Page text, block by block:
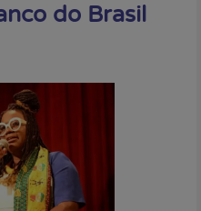
do Brasil